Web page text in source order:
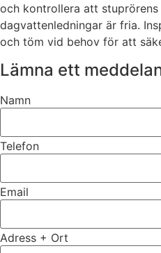
och kontrollera att
dagvattenledningar är fria.
och töm vid behov för att
Lämna ett
Namn
Telefon
Email
Adress + Ort